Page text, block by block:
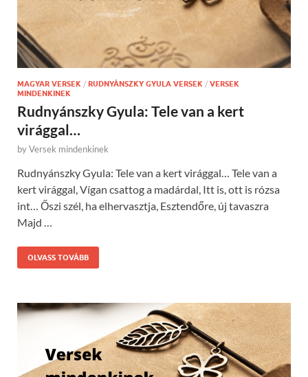
MAGYAR VERSEK / RUDNYÁNSZKY GYULA VERSEK / VERSEK
MINDENKINEK
Rudnyánszky Gyula: Tele van a kert
virággal…
byVersek mindenkinek
Rudnyánszky Gyula: Tele van a kert virággal… Tele van a
kert virággal, Vígan csattog a madárdal, Itt is, ott is rózsa
int… Őszi szél, ha elhervasztja, Esztendőre, új tavaszra
Majd …
OLVASS TOVÁBB